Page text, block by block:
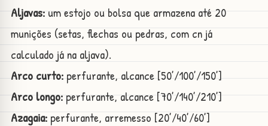
Aljavas:um estojo ou bolsa que armazena até 20
munições (setas, flechas ou pedras, com cn já
calculado já na aljava).
Arco curto:perfurante, alcance [50’/100’/150’]
Arco longo:perfurante, alcance [70’/140’/210’]
Azagaia:perfurante, arremesso [20’/40’/60’]